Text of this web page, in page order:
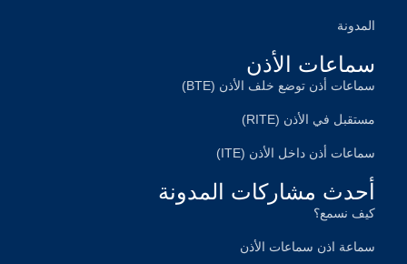
المدونة
سماعات الأذن
سماعات أذن توضع خلف الأذن (BTE)
مستقبل في الأذن (RITE)
سماعات أذن داخل الأذن (ITE)
أحدث مشاركات المدونة
کیف نسمع؟
سماعة اذن سماعات الأذن